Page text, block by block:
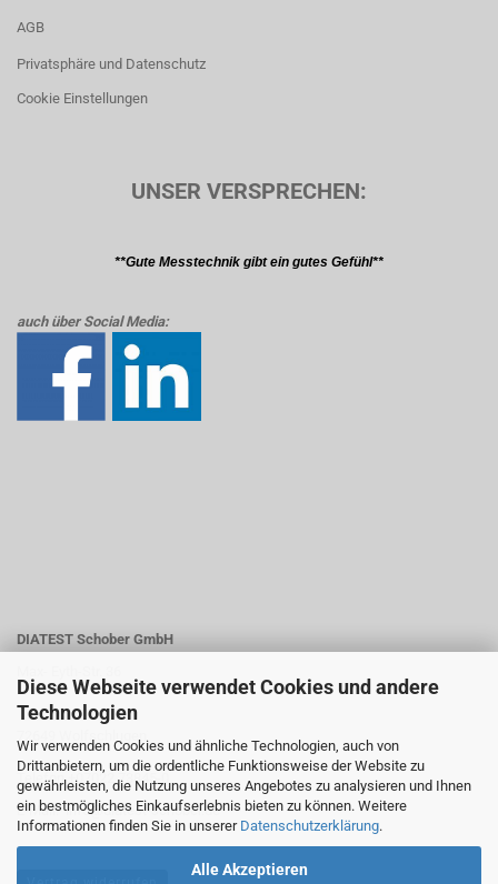
Diese Webseite verwendet Cookies und andere
Technologien
Wir verwenden Cookies und ähnliche Technologien, auch von
Drittanbietern, um die ordentliche Funktionsweise der Website zu
gewährleisten, die Nutzung unseres Angebotes zu analysieren und Ihnen
ein bestmögliches Einkaufserlebnis bieten zu können. Weitere
Informationen finden Sie in unserer Datenschutzerklärung.
Alle Akzeptieren
AGB
Privatsphäre und Datenschutz
Cookie Einstellungen
UNSER VERSPRECHEN:
**Gute Messtechnik gibt ein gutes Gefühl**
auch über Social Media:
DIATEST Schober GmbH
72649 Wolfschlugen
Telefon +07022 73845-0
E-Mail: info@diatest-schober.de